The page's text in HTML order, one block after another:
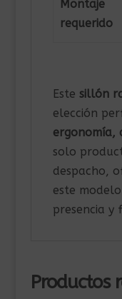
Montaje
requerido
Este sillón
elección
ergonomía,
solo
despacho,
este
presencia y
Productos